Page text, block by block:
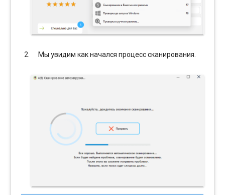
Мы увидим как начался процесс сканирования.